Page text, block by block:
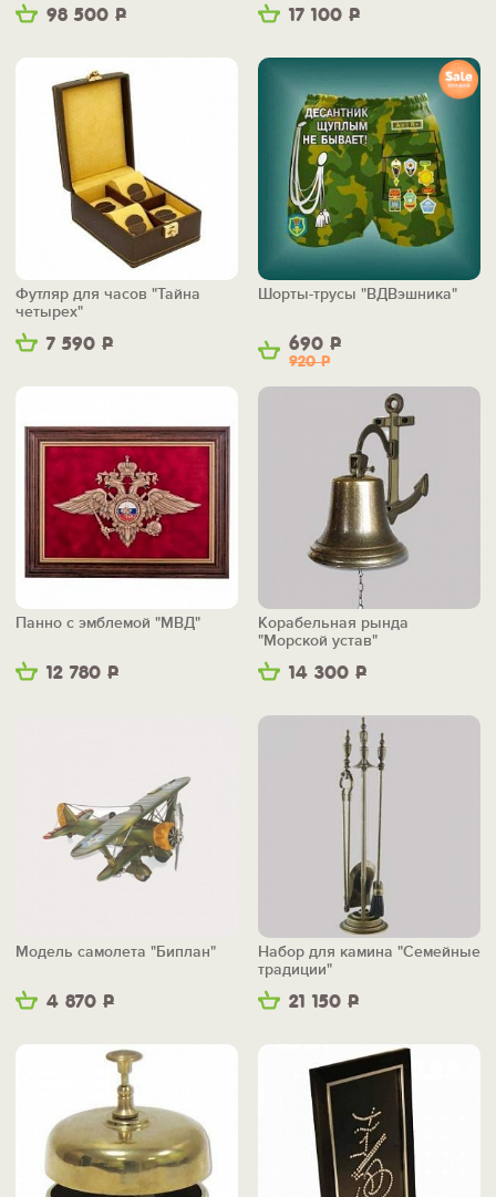
98 500 Р 17 100 Р
7 590 Р
Футляр для часов "Тайна
четырех"
690 Р
920Р
Шорты-трусы "ВДВэшника"
12 780 Р
Панно с эмблемой "МВД"
14 300 Р
Корабельная рында
"Морской устав"
4 870 Р
Модель самолета "Биплан"
21 150 Р
Набор для камина "Семейные
традиции"